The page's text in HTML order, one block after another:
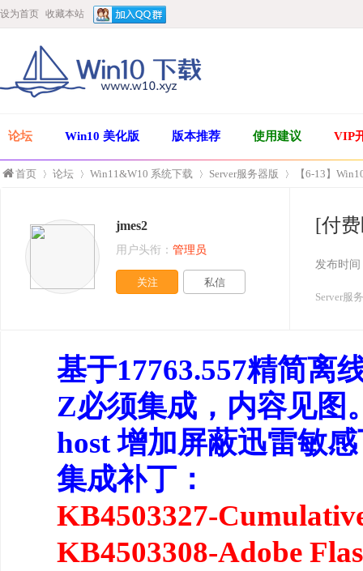
设为首页 收藏本站
论坛 Win10 美化版 版本推荐 使用建议 VIP
首页
»
论坛 Win11&W10 系统下载
›
Server服务器版 【6-13】
[付费
发布时间
Server服
jmes2
用户头衔： 管理员
关注 私信
基于17763.557精简离
Z必须集成，内容见图
host 增加屏蔽迅雷敏
集成补丁：
KB4503327-
KB4503308-Adobe